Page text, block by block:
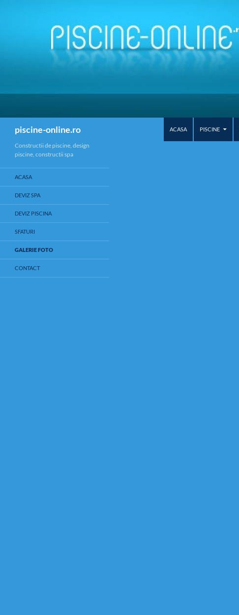
piscine-online.ro
ACASA
PISCINE
Constructii de piscine, design
piscine, constructii spa
ACASA
DEVIZ SPA
DEVIZ PISCINA
SFATURI
GALERIE FOTO
CONTACT